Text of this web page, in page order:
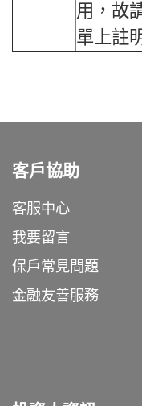
用，
單上註
客戶協助
客服中心
我要留言
保戶常見問題
金融友善服務